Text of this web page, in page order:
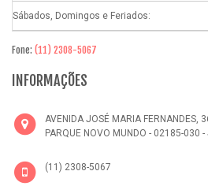
Sábados, Domingos e Feriados:
Fone: (11) 2308-5067
INFORMAÇÕES
AVENIDA JOSÉ MARIA FERNANDES,
PARQUE NOVO MUNDO - 02185-030 -
(11) 2308-5067